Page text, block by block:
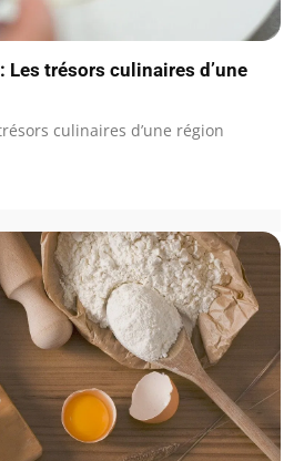
trésors culinaires d’une
culinaires d’une région